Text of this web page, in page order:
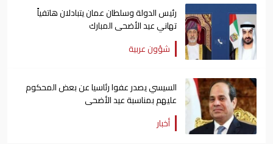
رئيس الدولة وسلطان عمان يتبادلان هاتفياً
تهاني عيد الأضحى المبارك
شؤون عربية
السيسي يصدر عفوا رئاسيا عن بعض المحكوم
عليهم بمناسبة عيد الأضحى
أخبار